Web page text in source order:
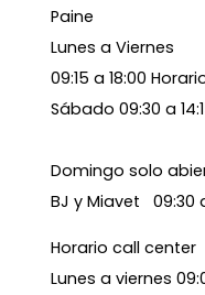
Paine
Lunes a Viernes
09:15 a 18:00
Sábado 09:30 a
Domingo solo
BJ y Miavet 09:30
Horario call center
Lunes a viernes